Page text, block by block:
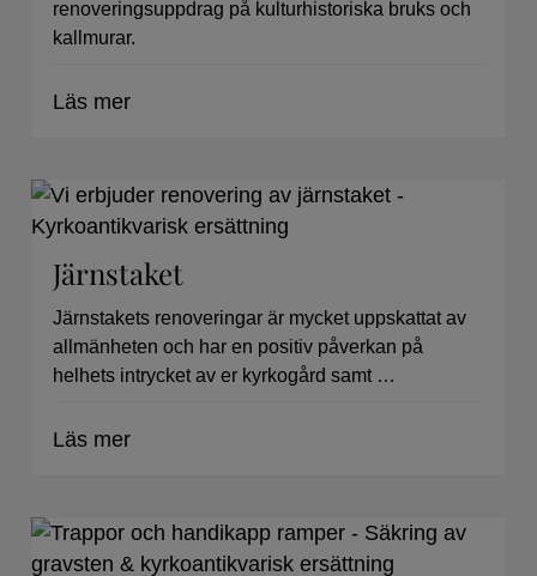
renoveringsuppdrag på kulturhistoriska bruks och
kallmurar.
Läs mer
Järnstaket
Järnstakets renoveringar är mycket uppskattat av
allmänheten och har en positiv påverkan på
helhets intrycket av er kyrkogård samt …
Läs mer